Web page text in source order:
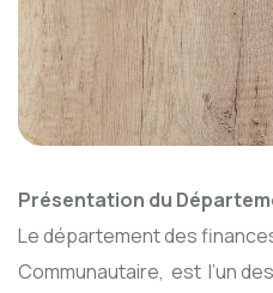
Présentation du
Le département des
Communautaire, est l’un